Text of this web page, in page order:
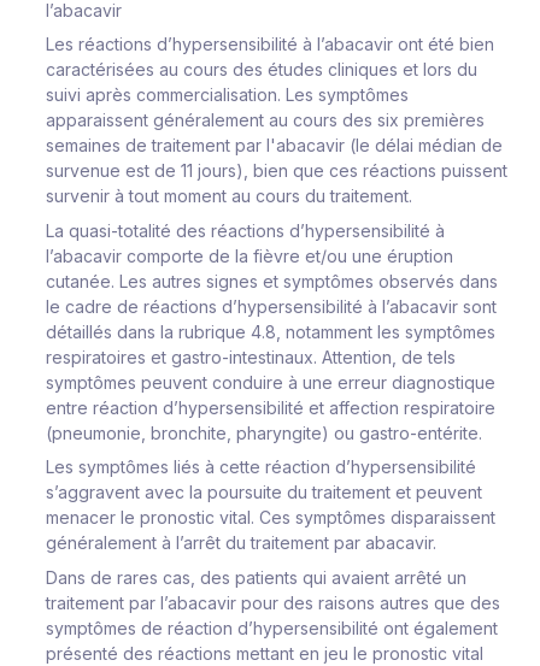
l’abacavir
Les réactions d’hypersensibilité à l’abacavir ont été bien
caractérisées au cours des études cliniques et lors du
suivi après commercialisation. Les symptômes
apparaissent généralement au cours des six premières
semaines de traitement par l'abacavir (le délai médian de
survenue est de 11 jours), bien que ces réactions puissent
survenir à tout moment au cours du traitement.
La quasi-totalité des réactions d’hypersensibilité à
l’abacavir comporte de la fièvre et/ou une éruption
cutanée. Les autres signes et symptômes observés dans
le cadre de réactions d’hypersensibilité à l’abacavir sont
détaillés dans la rubrique 4.8, notamment les symptômes
respiratoires et gastro-intestinaux. Attention, de tels
symptômes peuvent conduire à une erreur diagnostique
entre réaction d’hypersensibilité et affection respiratoire
(pneumonie, bronchite, pharyngite) ou gastro-entérite.
Les symptômes liés à cette réaction d’hypersensibilité
s’aggravent avec la poursuite du traitement et peuvent
menacer le pronostic vital. Ces symptômes disparaissent
généralement à l’arrêt du traitement par abacavir.
Dans de rares cas, des patients qui avaient arrêté un
traitement par l’abacavir pour des raisons autres que des
symptômes de réaction d’hypersensibilité ont également
présenté des réactions mettant en jeu le pronostic vital